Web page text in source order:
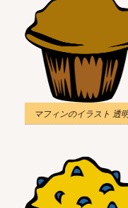
マフィンのイラスト 透